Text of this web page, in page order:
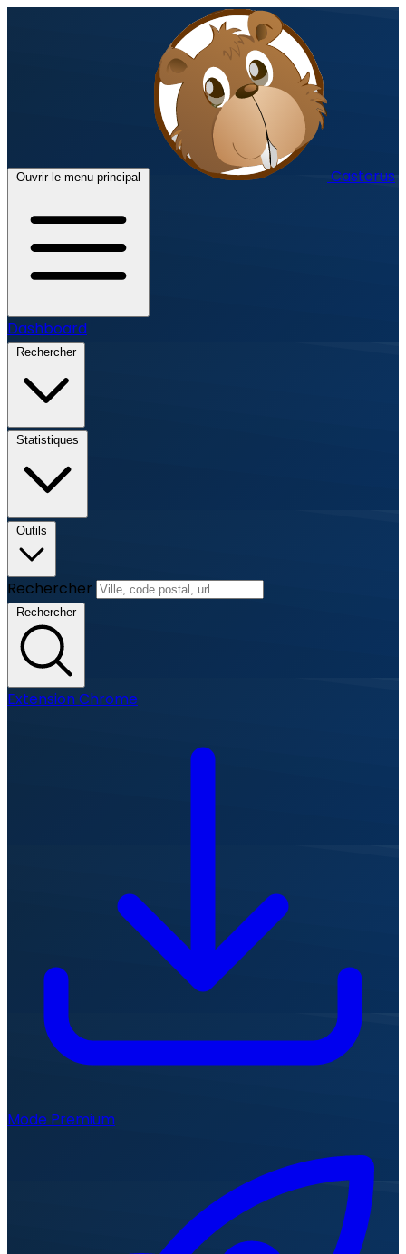
Ouvrir le menu principal Castorus
Dashboard
Rechercher
Statistiques
Outils
Rechercher
Rechercher
Extension Chrome
Mode Premium